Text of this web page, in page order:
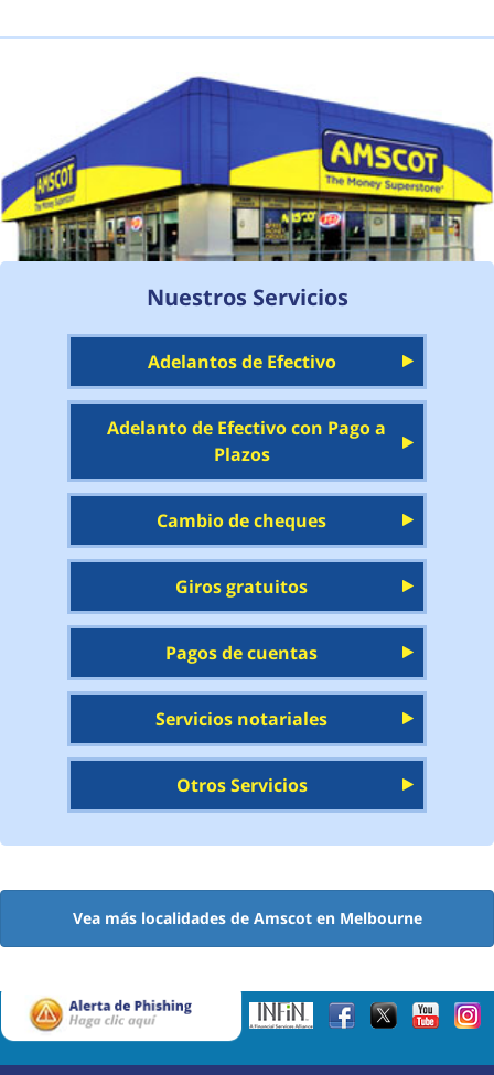
Nuestros Servicios
Adelantos de Efectivo
Adelanto de Efectivo con Pago a
Plazos
Cambio de cheques
Giros gratuitos
Pagos de cuentas
Servicios notariales
Otros Servicios
Vea más localidades de Amscot en Melbourne